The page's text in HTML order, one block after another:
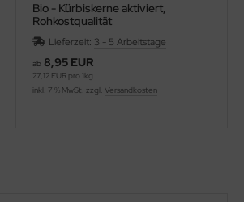
Bio - Kürbiskerne aktiviert,
Rohkostqualität
Lieferzeit: 3 - 5 Arbeitstage
ab 8,95 EUR
27,12 EUR pro 1kg
inkl. 7 % MwSt. zzgl. Versandkosten